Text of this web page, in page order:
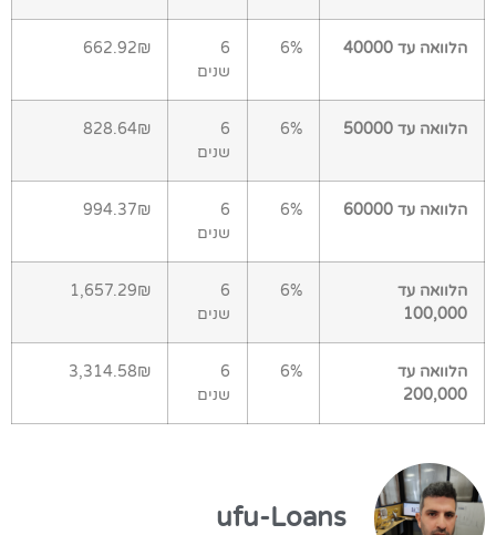
הלוואה עד 40000 6%
6
שנים
662.92₪
הלוואה עד 50000 6%
6
שנים
828.64₪
הלוואה עד 60000 6%
6
שנים
994.37₪
הלוואה עד
100,000
6%
6
שנים
1,657.29₪
הלוואה עד
200,000
6%
6
שנים
3,314.58₪
ufu-Loans